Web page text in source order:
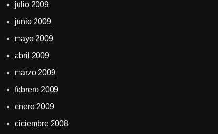
julio 2009
junio 2009
mayo 2009
abril 2009
marzo 2009
febrero 2009
enero 2009
diciembre 2008